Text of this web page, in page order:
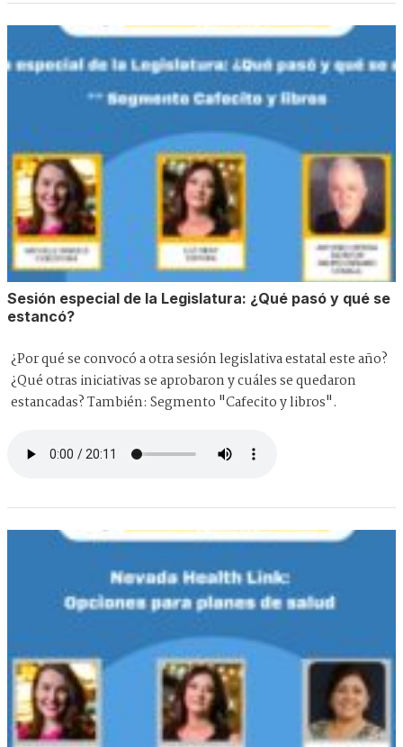
Sesión especial de la Legislatura: ¿Qué pasó y qué se
estancó?
¿Por qué se convocó a otra sesión legislativa estatal este año?
¿Qué otras iniciativas se aprobaron y cuáles se quedaron
estancadas? También: Segmento "Cafecito y libros".